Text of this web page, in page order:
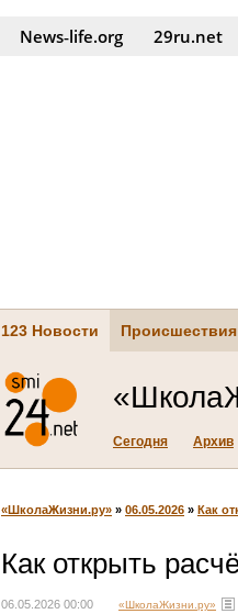
News‑life.org 29ru.net
123 Новости Происшествия
Сегодня Архив
«ШколаЖизни.ру» » 06.05.2026 » Как
Как открыть
06.05.2026 00:00 «ШколаЖизни.ру»